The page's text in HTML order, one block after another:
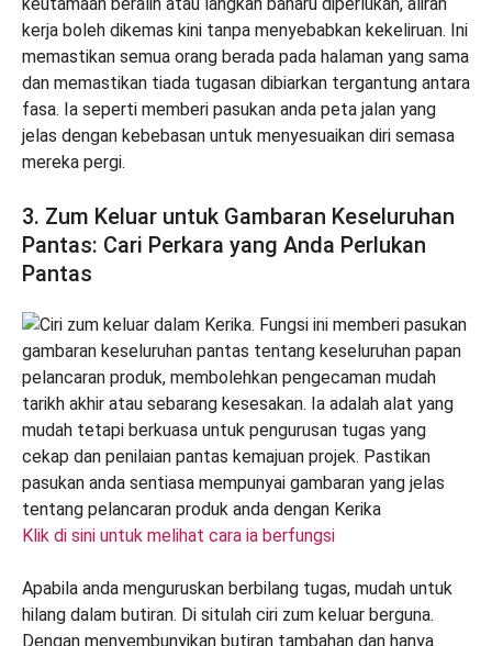
kerja boleh dikemas kini tanpa menyebabkan kekeliruan. Ini
memastikan semua orang berada pada halaman yang sama
dan memastikan tiada tugasan dibiarkan tergantung antara
fasa. Ia seperti memberi pasukan anda peta jalan yang
jelas dengan kebebasan untuk menyesuaikan diri semasa
mereka pergi.
3. Zum Keluar untuk Gambaran Keseluruhan
Pantas: Cari Perkara yang Anda Perlukan
Pantas
Klik di sini untuk melihat cara ia berfungsi
Apabila anda menguruskan berbilang tugas, mudah untuk
hilang dalam butiran. Di situlah ciri zum keluar berguna.
Dengan menyembunyikan butiran tambahan dan hanya